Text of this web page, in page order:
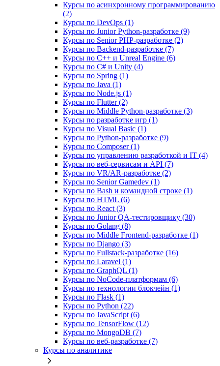
Курсы по асинхронному программированию
(2)
Курсы по DevOps (1)
Курсы по Junior Python-разработке (9)
Курсы по Senior PHP-разработке (2)
Курсы по Backend‑разработке (7)
Курсы по C++ и Unreal Engine (6)
Курсы по C# и Unity (4)
Курсы по Spring (1)
Курсы по Java (1)
Курсы по Node.js (1)
Курсы по Flutter (2)
Курсы по Middle Python-разработке (3)
Курсы по разработке игр (1)
Курсы по Visual Basic (1)
Курсы по Python-разработке (9)
Курсы по Composer (1)
Курсы по управлению разработкой и IT (4)
Курсы по веб‑сервисам и API (7)
Курсы по VR/AR‑разработке (2)
Курсы по Senior Gamedev (1)
Курсы по Bash и командной строке (1)
Курсы по HTML (6)
Курсы по React (3)
Курсы по Junior QA-тестировщику (30)
Курсы по Golang (8)
Курсы по Middle Frontend-разработке (1)
Курсы по Django (3)
Курсы по Fullstack‑разработке (16)
Курсы по Laravel (1)
Курсы по GraphQL (1)
Курсы по NoCode‑платформам (6)
Курсы по технологии блокчейн (1)
Курсы по Flask (1)
Курсы по Python (22)
Курсы по JavaScript (6)
Курсы по TensorFlow (12)
Курсы по MongoDB (7)
Курсы по веб‑разработке (7)
Курсы по аналитике